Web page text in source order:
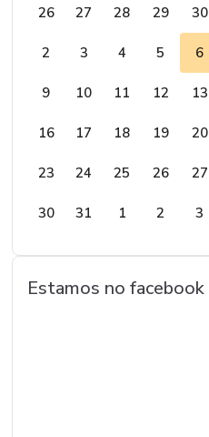
26
27 28 29 30
2 3 4 5 6
9 10 11 12 13
16 17 18 19 20
23 24 25 26 27
30 31 1 2 3
Estamos no facebook